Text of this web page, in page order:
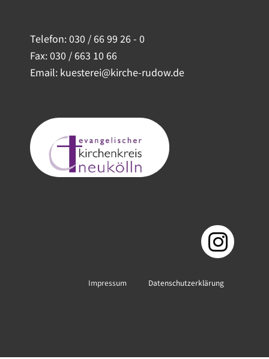
Telefon:030 / 66 99 26 - 0
Fax: 030 / 663 10 66
Email: kuesterei@kirche-rudow.de
Impressum Datenschutzerklärung